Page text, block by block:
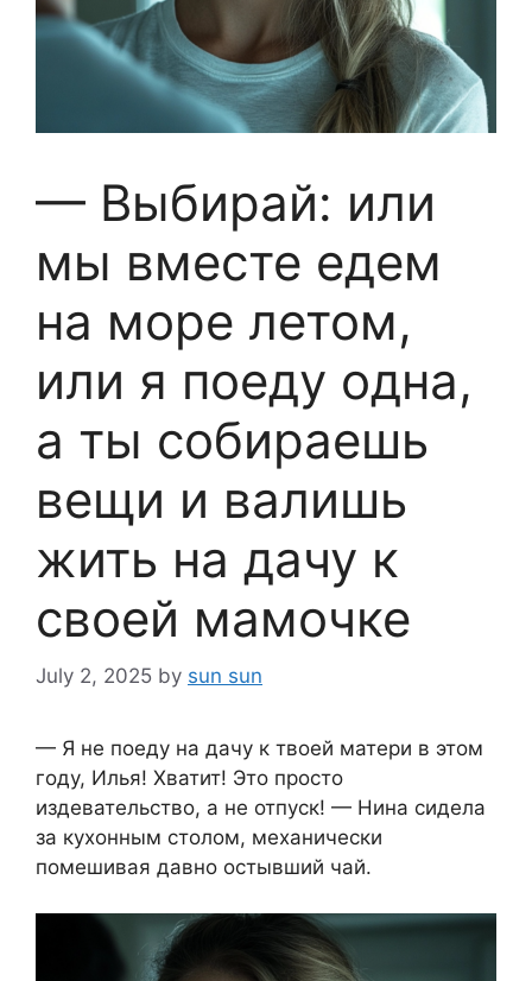
— Выбирай: или
мы вместе едем
на море летом,
или я поеду одна,
а ты собираешь
вещи и валишь
жить на дачу к
своей мамочке
July 2, 2025 by sun sun
— Я не поеду на дачу к твоей матери в этом
году, Илья! Хватит! Это просто
издевательство, а не отпуск! — Нина сидела
за кухонным столом, механически
помешивая давно остывший чай.